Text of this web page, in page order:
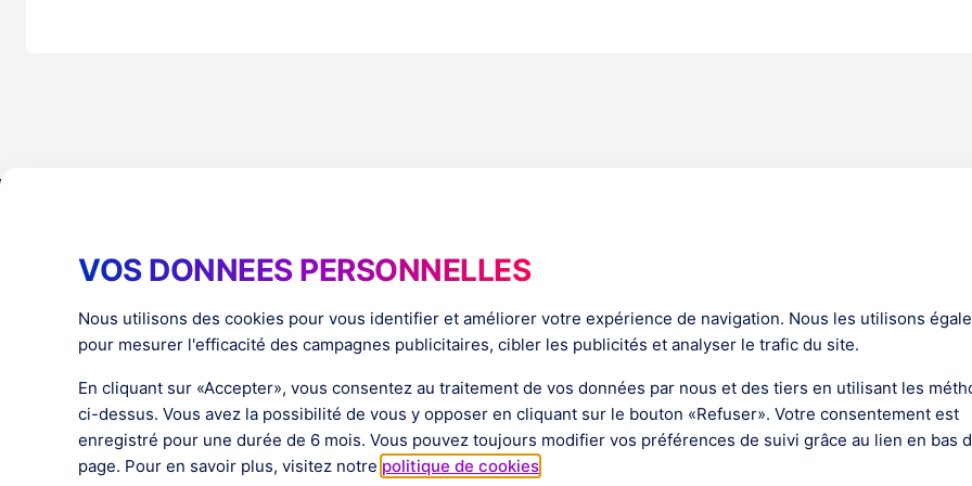
VOS DONNEES PERSONNELLES
Nous utilisons des cookies pour vous identifier et améliorer votre expérience de navigation. Nous les utilisons
pour mesurer l'efficacité des campagnes publicitaires, cibler les publicités et analyser le trafic du site.
En cliquant sur «Accepter», vous consentez au traitement de vos données par nous et des tiers en utilisant les
ci-dessus. Vous avez la possibilité de vous y opposer en cliquant sur le bouton «Refuser». Votre consentement est
enregistré pour une durée de 6 mois. Vous pouvez toujours modifier vos préférences de suivi grâce au lien en bas
page. Pour en savoir plus, visitez notre politique de cookies
PlatformX Server-Side Tracking
PlatformX Real Time CDP
The ⚛ Quantum Lounge
Fiches Produits
Livres Blancs
Certification Commanders Act
Actualités